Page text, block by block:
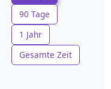
90 Tage
1 Jahr
Gesamte Zeit